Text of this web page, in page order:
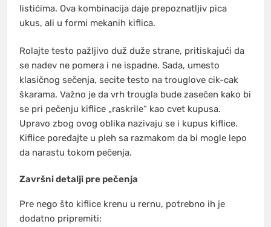
listićima. Ova kombinacija daje prepoznatljiv pica
ukus, ali u formi mekanih kiflica.
Rolajte testo pažljivo duž duže strane, pritiskajući da
se nadev ne pomera i ne ispadne. Sada, umesto
klasičnog sečenja, secite testo na trouglove cik-cak
škarama. Važno je da vrh trougla bude zasečen kako bi
se pri pečenju kiflice „raskrile“ kao cvet kupusa.
Upravo zbog ovog oblika nazivaju se i kupus kiflice.
Kiflice poređajte u pleh sa razmakom da bi mogle lepo
da narastu tokom pečenja.
Završni detalji pre pečenja
Pre nego što kiflice krenu u rernu, potrebno ih je
dodatno pripremiti: